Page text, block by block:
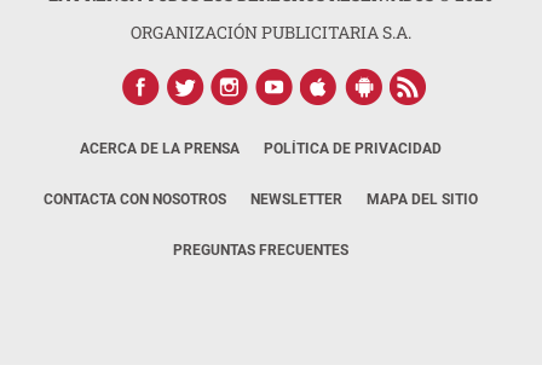
ORGANIZACIÓN PUBLICITARIA S.A.
ACERCA DE LA PRENSA POLÍTICA DE PRIVACIDAD
CONTACTA CON NOSOTROS NEWSLETTER MAPA DEL SITIO
PREGUNTAS FRECUENTES